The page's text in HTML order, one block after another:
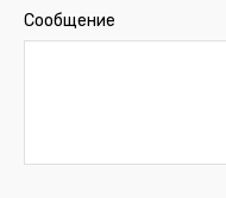
Сообщение